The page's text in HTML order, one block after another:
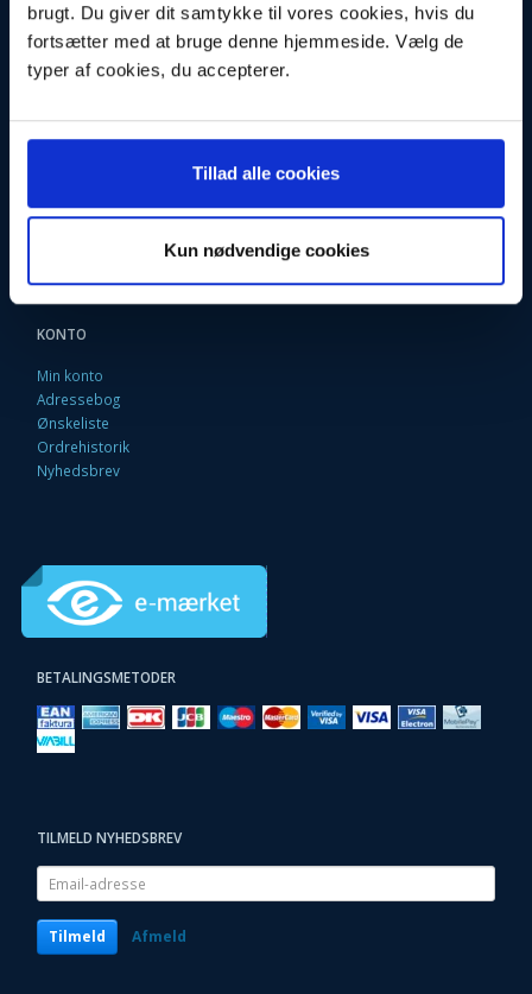
brugt. Du giver dit samtykke til vores cookies, hvis du
fortsætter med at bruge denne hjemmeside. Vælg de
typer af cookies, du accepterer.
Tillad alle cookies
Kun nødvendige cookies
Fortrydelsesret
Firma profil
Kontakt os
9 Gode grunde til at handle her
KONTO
Min konto
Adressebog
Ønskeliste
Ordrehistorik
Nyhedsbrev
BETALINGSMETODER
TILMELD NYHEDSBREV
Email-
adresse
Tilmeld Afmeld